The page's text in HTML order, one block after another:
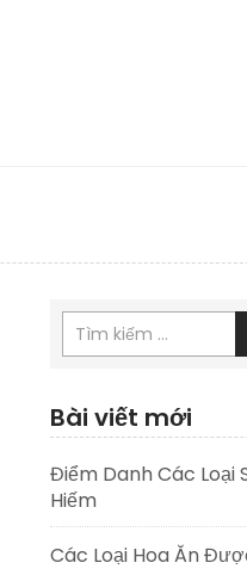
Bài viết mới
Điểm Danh Các Loại
Hiếm
Các Loại Hoa Ăn